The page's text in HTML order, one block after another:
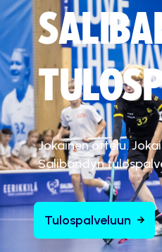
Jokainen ottelu.
Salibandyn
Tulospalveluun